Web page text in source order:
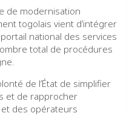
de modernisation
togolais vient d’intégrer
national des services
total de procédures
de l’État de simplifier
et de rapprocher
et des opérateurs